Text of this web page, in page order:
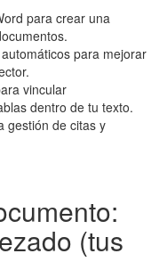
para crear una
para mejorar
vincular
dentro de tu texto.
gestión de citas y
(tus